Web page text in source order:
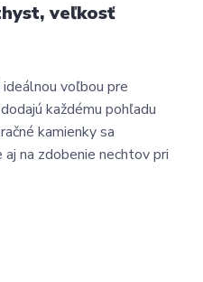
veľkosť
ideálnou voľbou pre
každému pohľadu
kamienky sa
na zdobenie nechtov pri